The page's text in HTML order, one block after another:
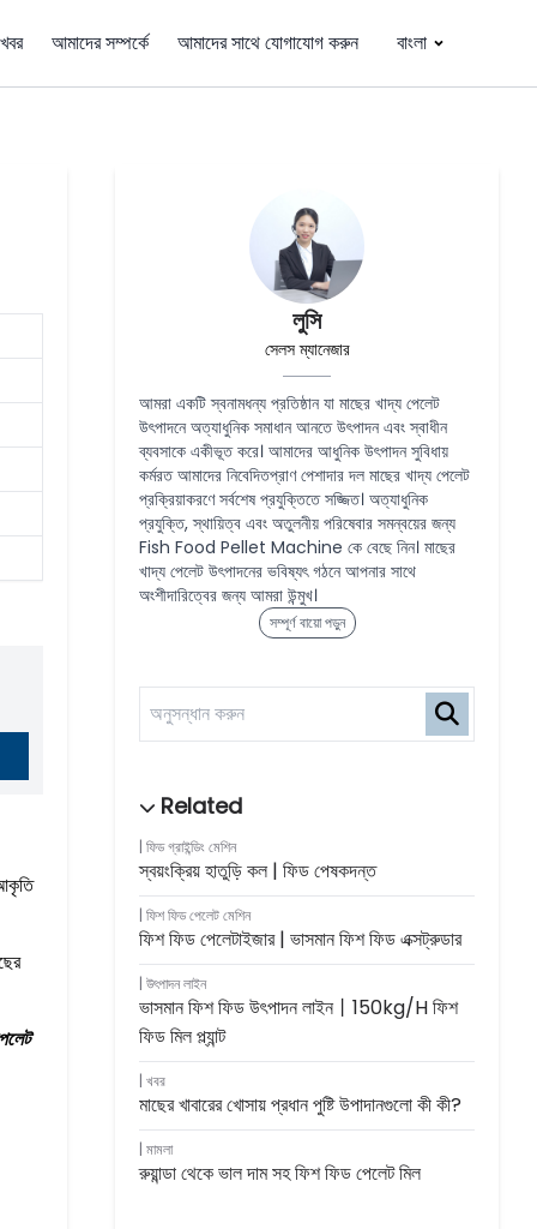
খবর আমাদের সম্পর্কে আমাদের সাথে যোগাযোগ করুন বাংলা
লুসি
সেলস ম্যানেজার
আমরা একটি স্বনামধন্য প্রতিষ্ঠান যা মাছের খাদ্য পেলেট
উৎপাদনে অত্যাধুনিক সমাধান আনতে উৎপাদন এবং স্বাধীন
ব্যবসাকে একীভূত করে। আমাদের আধুনিক উৎপাদন সুবিধায়
কর্মরত আমাদের নিবেদিতপ্রাণ পেশাদার দল মাছের খাদ্য পেলেট
প্রক্রিয়াকরণে সর্বশেষ প্রযুক্তিতে সজ্জিত। অত্যাধুনিক
প্রযুক্তি, স্থায়িত্ব এবং অতুলনীয় পরিষেবার সমন্বয়ের জন্য
Fish Food Pellet Machine কে বেছে নিন। মাছের
খাদ্য পেলেট উৎপাদনের ভবিষ্যৎ গঠনে আপনার সাথে
অংশীদারিত্বের জন্য আমরা উন্মুখ।
সম্পূর্ণ বায়ো পড়ুন
ফিড গ্রাইন্ডিং মেশিন
স্বয়ংক্রিয় হাতুড়ি কল | ফিড পেষকদন্ত
ফিশ ফিড পেলেট মেশিন
ফিশ ফিড পেলেটাইজার | ভাসমান ফিশ ফিড এক্সট্রুডার
উৎপাদন লাইন
ভাসমান ফিশ ফিড উৎপাদন লাইন丨150kg/h ফিশ
ফিড মিল প্ল্যান্ট
খবর
মাছের খাবারের খোসায় প্রধান পুষ্টি উপাদানগুলো কী কী?
মামলা
রুয়ান্ডা থেকে ভাল দাম সহ ফিশ ফিড পেলেট মিল